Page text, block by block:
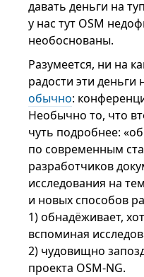
давать деньги на
у нас тут OSM
необоснованы.
Разумеется, ни на
радости эти деньги
обычно:
Необычно то, что
чуть подробнее:
по современным
разработчиков
исследования на
и новых способов
1) обнадёживает,
вспоминая
2) чудовищно
проекта OSM-NG.